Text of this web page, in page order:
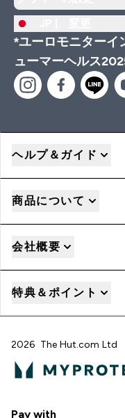
*ユーロモニターイ
ューマーヘルス
ヘルプ＆ガイド
商品について
会社概要
特典＆ポイント
2026 The Hut.com Ltd
Pay with